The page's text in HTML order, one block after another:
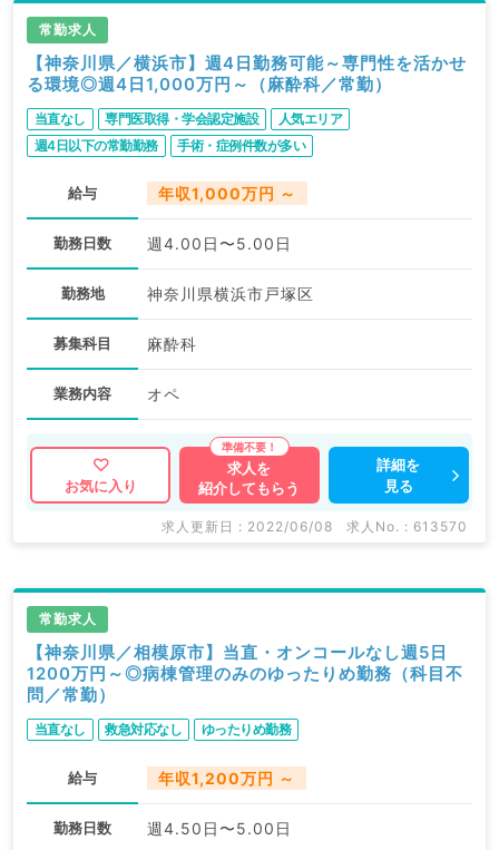
常勤求人
【神奈川県／横浜市】週4日勤務可能～専門性を活かせ
る環境◎週4日1,000万円～（麻酔科／常勤）
当直なし 専門医取得・学会認定施設
人気エリア
週4日以下の常勤勤務
手術・症例件数が多い
給与 年収1,000万円 ～
勤務日数 週4.00日〜5.00日
勤務地 神奈川県横浜市戸塚区
募集科目 麻酔科
業務内容 オペ
お気に入り
求人を
紹介してもらう
詳細を
見る
求人更新日 : 2022/06/08 求人No. : 613570
常勤求人
【神奈川県／相模原市】当直・オンコールなし週5日
1200万円～◎病棟管理のみのゆったりめ勤務（科目不
問／常勤）
当直なし 救急対応なし ゆったりめ勤務
給与 年収1,200万円 ～
勤務日数 週4.50日〜5.00日